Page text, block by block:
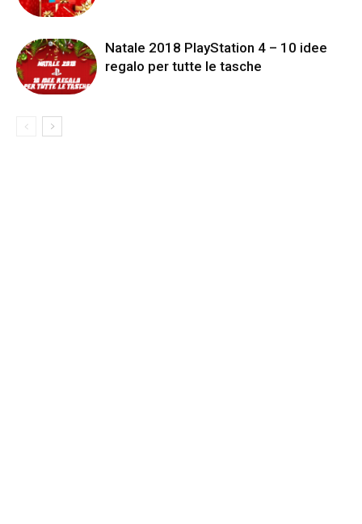
Natale 2018 PlayStation 4 – 10 idee
regalo per tutte le tasche